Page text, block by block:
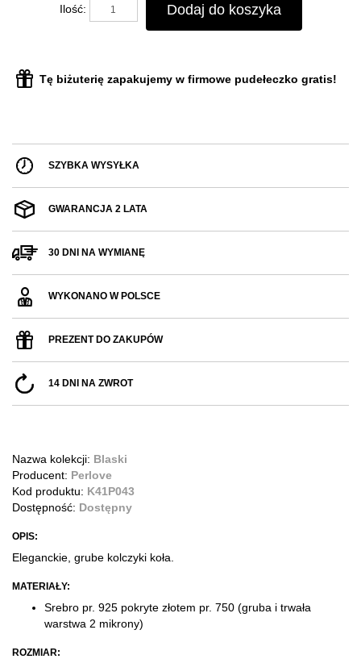
Ilość: Dodaj do koszyka
Tę biżuterię zapakujemy w firmowe pudełeczko gratis!
SZYBKA WYSYŁKA
GWARANCJA 2 LATA
30 DNI NA WYMIANĘ
WYKONANO W POLSCE
PREZENT DO ZAKUPÓW
14 DNI NA ZWROT
Nazwa kolekcji: Blaski
Producent: Perlove
Kod produktu: K41P043
Dostępność: Dostępny
OPIS:
Eleganckie, grube kolczyki koła.
MATERIAŁY:
Srebro pr. 925 pokryte złotem pr. 750 (gruba i trwała
warstwa 2 mikrony)
ROZMIAR: